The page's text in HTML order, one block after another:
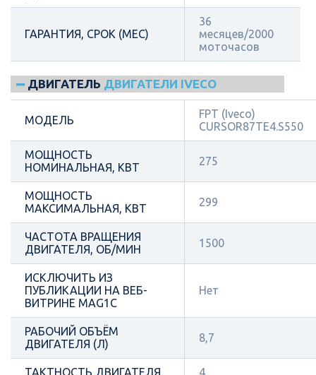
ГАРАНТИЯ, СРОК (МЕС)
36
месяцев/2000
моточасов
ДВИГАТЕЛЬ ДВИГАТЕЛИ IVECO
МОДЕЛЬ
FPT (Iveco)
CURSOR87TE4.S550
МОЩНОСТЬ
НОМИНАЛЬНАЯ, КВТ
275
МОЩНОСТЬ
МАКСИМАЛЬНАЯ, КВТ
299
ЧАСТОТА ВРАЩЕНИЯ
ДВИГАТЕЛЯ, ОБ/МИН
1500
ИСКЛЮЧИТЬ ИЗ
ПУБЛИКАЦИИ НА ВЕБ-
ВИТРИНЕ MAG1C
Нет
РАБОЧИЙ ОБЪЁМ
ДВИГАТЕЛЯ (Л)
8,7
ТАКТНОСТЬ ДВИГАТЕЛЯ 4